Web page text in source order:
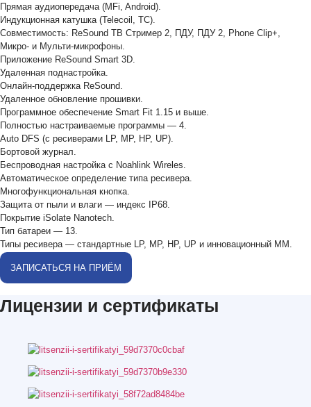
Прямая аудиопередача (MFi, Android).
Индукционная катушка (Telecoil, TC).
Совместимость: ReSound ТВ Стример 2, ПДУ, ПДУ 2, Phone Clip+,
Микро- и Мульти-микрофоны.
Приложение ReSound Smart 3D.
Удаленная поднастройка.
Онлайн-поддержка ReSound.
Удаленное обновление прошивки.
Программное обеспечение Smart Fit 1.15 и выше.
Полностью настраиваемые программы — 4.
Auto DFS (с ресиверами LP, MP, HP, UP).
Бортовой журнал.
Беспроводная настройка с Noahlink Wireles.
Автоматическое определение типа ресивера.
Многофункциональная кнопка.
Защита от пыли и влаги — индекс IP68.
Покрытие iSolate Nanotech.
Тип батареи — 13.
Типы ресивера — стандартные LP, MP, HP, UP и инновационный ММ.
ЗАПИСАТЬСЯ НА ПРИЁМ
Лицензии и сертификаты